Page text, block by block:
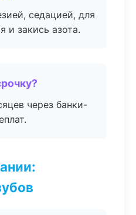
седацией, для
и закись азота.
через банки-